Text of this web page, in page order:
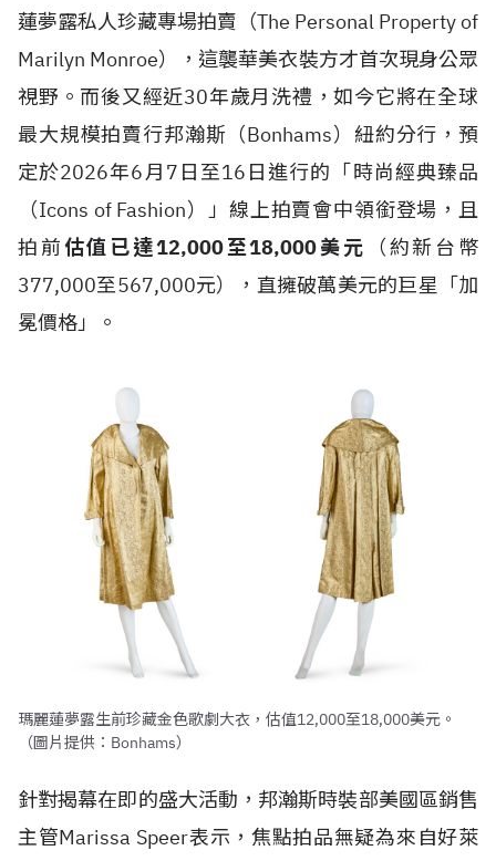
蓮夢露私人珍藏專場拍賣（The Personal Property of
Marilyn Monroe），這襲華美衣裝方才首次現身公眾
視野。而後又經近30年歲月洗禮，如今它將在全球
最大規模拍賣行邦瀚斯（Bonhams）紐約分行，預
定於2026年6月7日至16日進行的「時尚經典臻品
（Icons of Fashion）」線上拍賣會中領銜登場，且
拍前估值已達12,000至18,000美元
（約新台幣
377,000至567,000元），直擁破萬美元的巨星「加
冕價格」。
瑪麗蓮夢露生前珍藏金色歌劇大衣，估值12,000至18,000美元。
（圖片提供：Bonhams）
針對揭幕在即的盛大活動，邦瀚斯時裝部美國區銷售
主管Marissa Speer表示，焦點拍品無疑為來自好萊